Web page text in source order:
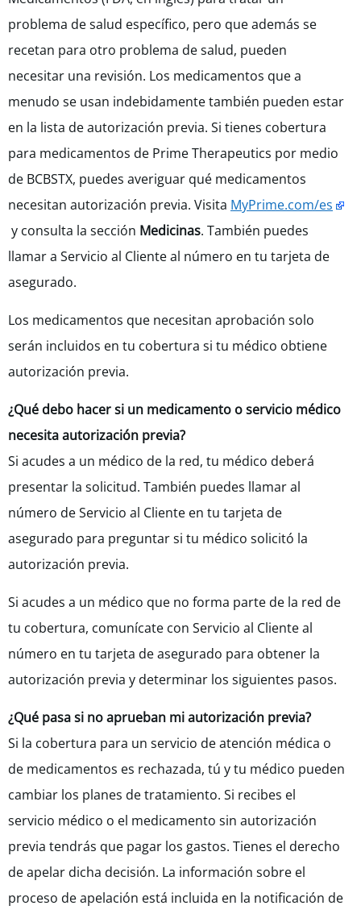
problema de salud específico, pero que además se
recetan para otro problema de salud, pueden
necesitar una revisión. Los medicamentos que a
menudo se usan indebidamente también pueden estar
en la lista de autorización previa. Si tienes cobertura
para medicamentos de Prime Therapeutics por medio
de BCBSTX, puedes averiguar qué medicamentos
necesitan autorización previa. Visita MyPrime.com/es
y consulta la sección Medicinas. También puedes
llamar a Servicio al Cliente al número en tu tarjeta de
asegurado.
Los medicamentos que necesitan aprobación solo
serán incluidos en tu cobertura si tu médico obtiene
autorización previa.
¿Qué debo hacer si un medicamento o servicio médico
necesita autorización previa?
Si acudes a un médico de la red, tu médico deberá
presentar la solicitud. También puedes llamar al
número de Servicio al Cliente en tu tarjeta de
asegurado para preguntar si tu médico solicitó la
autorización previa.
Si acudes a un médico que no forma parte de la red de
tu cobertura, comunícate con Servicio al Cliente al
número en tu tarjeta de asegurado para obtener la
autorización previa y determinar los siguientes pasos.
¿Qué pasa si noaprueban mi autorización previa?
Si la cobertura para un servicio de atención médica o
de medicamentos es rechazada, tú y tu médico pueden
cambiar los planes de tratamiento. Si recibes el
servicio médico o el medicamento sin autorización
previa tendrás que pagar los gastos. Tienes el derecho
de apelar dicha decisión. La información sobre el
proceso de apelación está incluida en la notificación de